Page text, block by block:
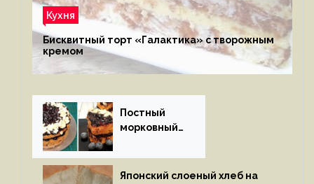
Кухня
Бисквитный торт «Галактика» с творожным
кремом
Постный
морковный
Японский слоеный хлеб на